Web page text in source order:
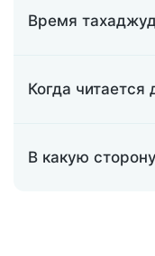
Время
Когда читается
В какую